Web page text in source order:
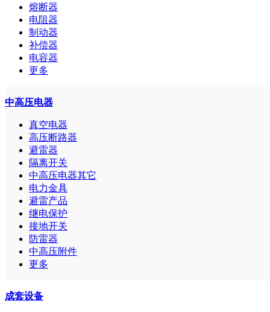
熔断器
电阻器
制动器
补偿器
电容器
更多
中高压电器
真空电器
高压断路器
避雷器
隔离开关
中高压电器其它
电力金具
避雷产品
继电保护
接地开关
防雷器
中高压附件
更多
成套设备